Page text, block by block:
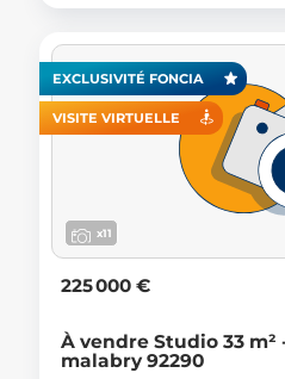
EXCLUSIVITÉ FONCIA
VISITE VIRTUELLE
x11
225 000 €
À vendre Studio 33 m²
malabry 92290